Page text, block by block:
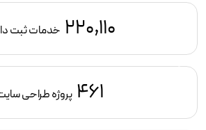
220,110 خدمات ثبت
461 پروژه طراحی